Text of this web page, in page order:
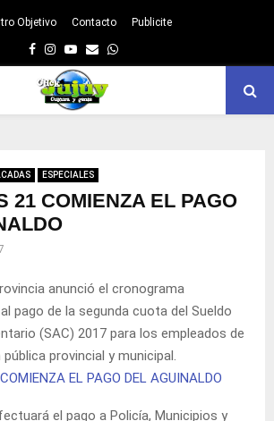
Objetivo Contacto Publicite
Facebook
Instagram
Youtube
EmailWhatsapp
ESPECIALES
21 COMIENZA EL PAGO
anunció el cronograma
pago de la segunda cuota del Sueldo
(SAC) 2017 para los empleados de
provincial y municipal.
el pago a Policía, Municipios y